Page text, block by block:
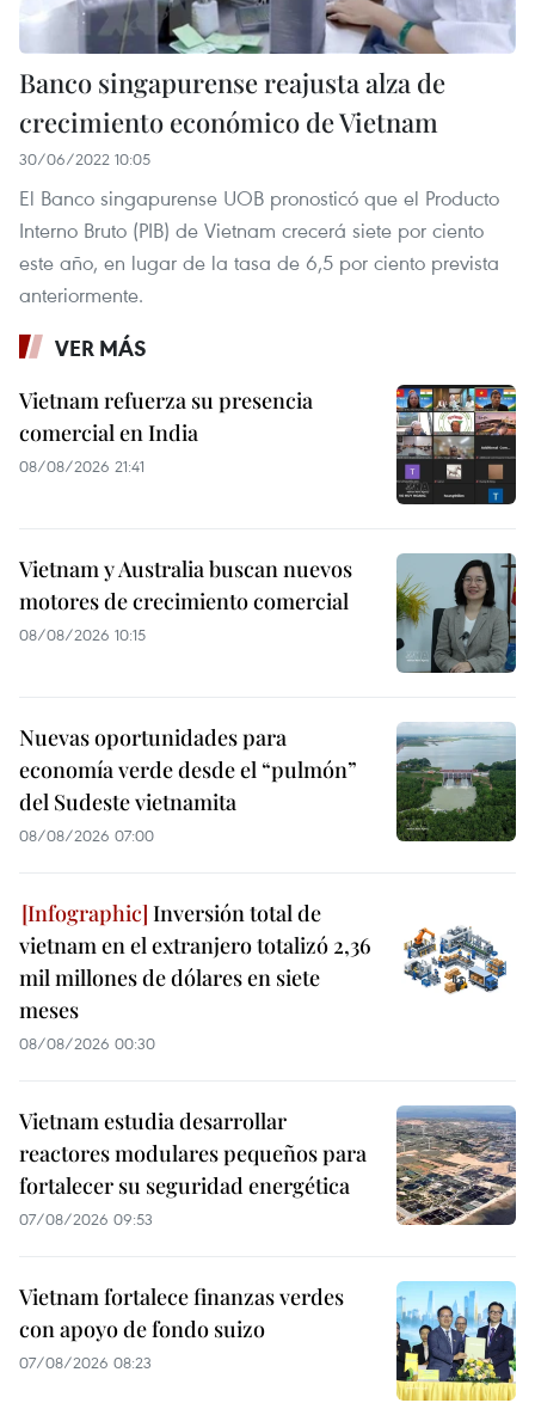
Banco singapurense reajusta alza de
crecimiento económico de Vietnam
30/06/2022 10:05
El Banco singapurense UOB pronosticó que el Producto
Interno Bruto (PIB) de Vietnam crecerá siete por ciento
este año, en lugar de la tasa de 6,5 por ciento prevista
anteriormente.
VER MÁS
Vietnam refuerza su presencia
comercial en India
08/08/2026 21:41
Vietnam y Australia buscan nuevos
motores de crecimiento comercial
08/08/2026 10:15
Nuevas oportunidades para
economía verde desde el “pulmón”
del Sudeste vietnamita
08/08/2026 07:00
Inversión total de
vietnam en el extranjero totalizó 2,36
mil millones de dólares en siete
meses
08/08/2026 00:30
Vietnam estudia desarrollar
reactores modulares pequeños para
fortalecer su seguridad energética
07/08/2026 09:53
Vietnam fortalece finanzas verdes
con apoyo de fondo suizo
07/08/2026 08:23